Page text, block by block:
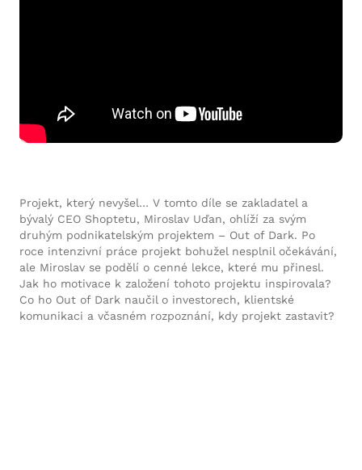
Projekt, který nevyšel… V tomto díle se zakladatel a
bývalý CEO Shoptetu, Miroslav Uďan, ohlíží za svým
druhým podnikatelským projektem – Out of Dark. Po
roce intenzivní práce projekt bohužel nesplnil očekávání,
ale Miroslav se podělí o cenné lekce, které mu přinesl.
Jak ho motivace k založení tohoto projektu inspirovala?
Co ho Out of Dark naučil o investorech, klientské
komunikaci a včasném rozpoznání, kdy projekt zastavit?